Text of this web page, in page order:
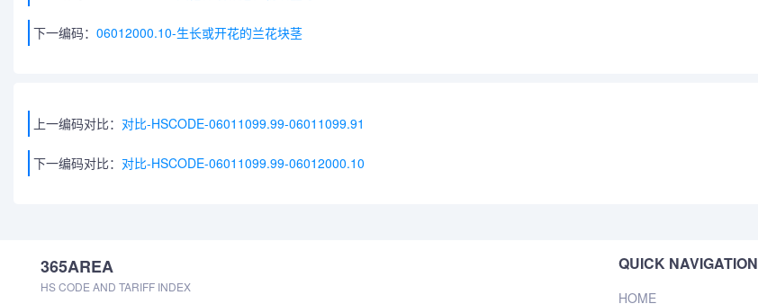
下一编码： 06012000.10-生长或开花的兰花块茎
上一编码对比： 对比-HSCODE-06011099.99-06011099.91
下一编码对比： 对比-HSCODE-06011099.99-06012000.10
365AREA
HS CODE AND TARIFF INDEX
QUICK NAVIGATION
HOME